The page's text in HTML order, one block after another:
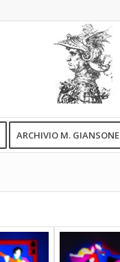
ARCHIVIO M. GIANSONE